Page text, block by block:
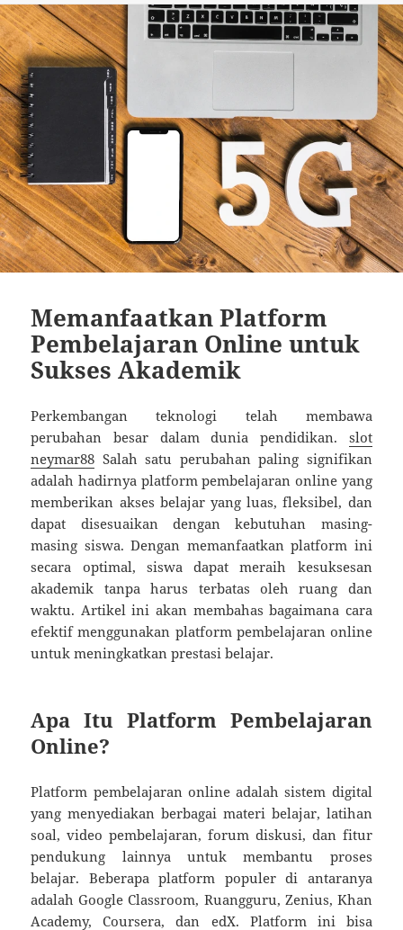
Memanfaatkan Platform
Pembelajaran Online untuk
Sukses Akademik
Perkembangan teknologi telah membawa
perubahan besar dalam dunia pendidikan. slot
neymar88 Salah satu perubahan paling signifikan
adalah hadirnya platform pembelajaran online yang
memberikan akses belajar yang luas, fleksibel, dan
dapat disesuaikan dengan kebutuhan masing-
masing siswa. Dengan memanfaatkan platform ini
secara optimal, siswa dapat meraih kesuksesan
akademik tanpa harus terbatas oleh ruang dan
waktu. Artikel ini akan membahas bagaimana cara
efektif menggunakan platform pembelajaran online
untuk meningkatkan prestasi belajar.
Apa Itu Platform Pembelajaran
Online?
Platform pembelajaran online adalah sistem digital
yang menyediakan berbagai materi belajar, latihan
soal, video pembelajaran, forum diskusi, dan fitur
pendukung lainnya untuk membantu proses
belajar. Beberapa platform populer di antaranya
adalah Google Classroom, Ruangguru, Zenius, Khan
Academy, Coursera, dan edX. Platform ini bisa